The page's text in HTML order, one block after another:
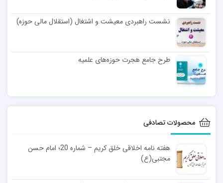
نشست راهبردی معیشت و اشتغال (استقلال مالی حوزه)
طرح جامع هجرت حوزه‌های علمیه
محصولات تصادفی
هفته نامه اخلاقی خلق کریم – شماره 20؛ امام حسن
مجتبی‌(ع)